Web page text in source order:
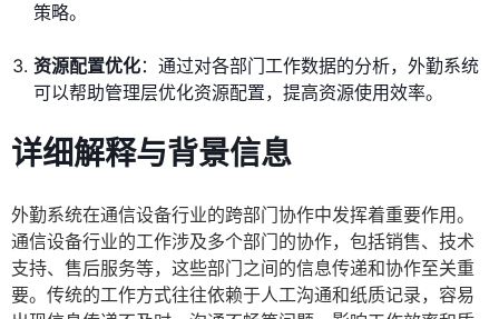
策略。
资源配置优化：通过对各部门工作数据的分析，外勤系统
可以帮助管理层优化资源配置，提高资源使用效率。
详细解释与背景信息
外勤系统在通信设备行业的跨部门协作中发挥着重要作用。
通信设备行业的工作涉及多个部门的协作，包括销售、技术
支持、售后服务等，这些部门之间的信息传递和协作至关重
要。传统的工作方式往往依赖于人工沟通和纸质记录，容易